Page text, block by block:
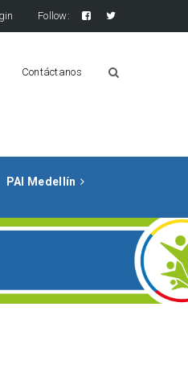
Follow:
Contáctanos
PAI Medellín